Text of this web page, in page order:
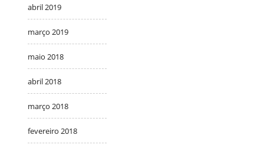
abril 2019
março 2019
maio 2018
abril 2018
março 2018
fevereiro 2018